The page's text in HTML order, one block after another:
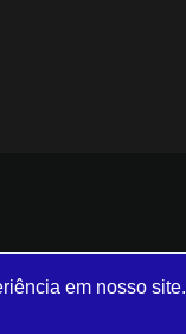
em nosso site.